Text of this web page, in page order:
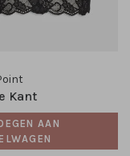
Kant
AAN